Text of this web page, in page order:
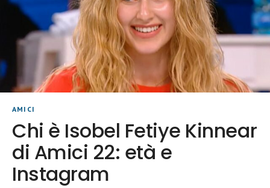
AMICI
Chi è Isobel Fetiye Kinnear
di Amici 22: età e
Instagram